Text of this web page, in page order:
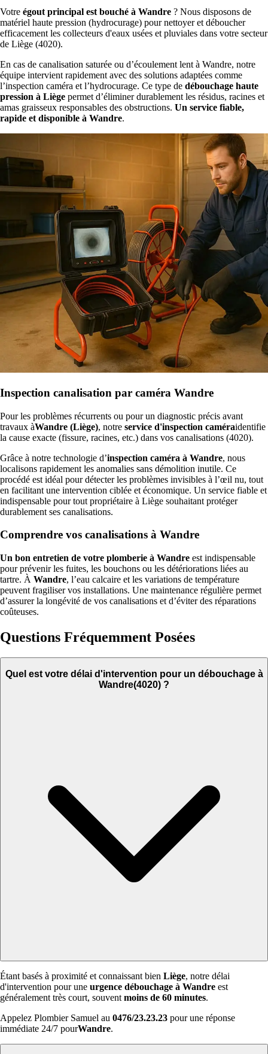
Votre égout principal est bouché à Wandre ? Nous disposons de
matériel haute pression (hydrocurage) pour nettoyer et déboucher
efficacement les collecteurs d'eaux usées et pluviales dans votre secteur
de Liège (4020).
En cas de canalisation saturée ou d’écoulement lent à Wandre, notre
équipe intervient rapidement avec des solutions adaptées comme
l’inspection caméra et l’hydrocurage. Ce type de débouchage haute
pression à Liège permet d’éliminer durablement les résidus, racines et
amas graisseux responsables des obstructions. Un service fiable,
rapide et disponible à Wandre.
Inspection canalisation par caméra Wandre
Pour les problèmes récurrents ou pour un diagnostic précis avant
travaux àWandre (Liège), notre service d'inspection caméraidentifie
la cause exacte (fissure, racines, etc.) dans vos canalisations (4020).
Grâce à notre technologie d’inspection caméra à Wandre, nous
localisons rapidement les anomalies sans démolition inutile. Ce
procédé est idéal pour détecter les problèmes invisibles à l’œil nu, tout
en facilitant une intervention ciblée et économique. Un service fiable et
indispensable pour tout propriétaire à Liège souhaitant protéger
durablement ses canalisations.
Comprendre vos canalisations à Wandre
Un bon entretien de votre plomberie à Wandre est indispensable
pour prévenir les fuites, les bouchons ou les détériorations liées au
tartre. À Wandre, l’eau calcaire et les variations de température
peuvent fragiliser vos installations. Une maintenance régulière permet
d’assurer la longévité de vos canalisations et d’éviter des réparations
coûteuses.
Questions Fréquemment Posées
Quel est votre délai d'intervention pour un débouchage à
Wandre(4020) ?
Étant basés à proximité et connaissant bien Liège, notre délai
d'intervention pour une urgence débouchage à Wandre est
généralement très court, souvent moins de 60 minutes.
Appelez Plombier Samuel au 0476/23.23.23 pour une réponse
immédiate 24/7 pourWandre.